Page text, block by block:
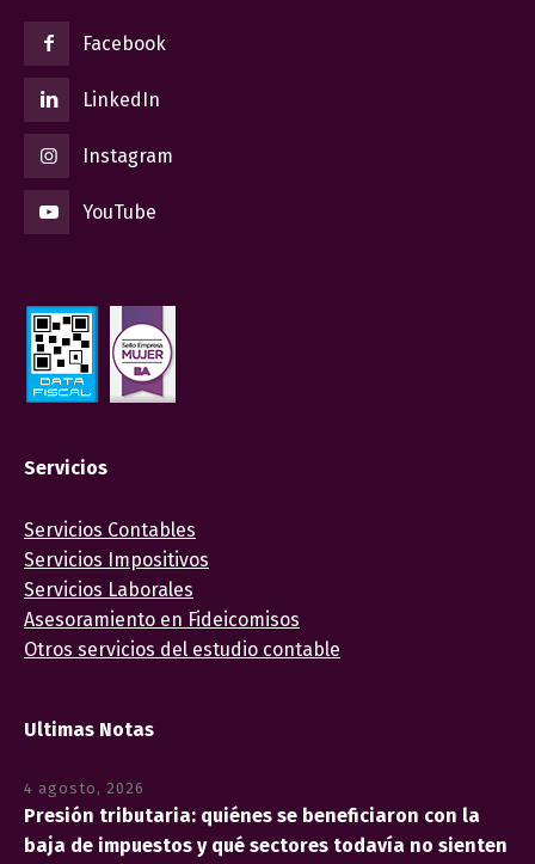
Facebook
LinkedIn
Instagram
YouTube
Servicios
Servicios Contables
Servicios Impositivos
Servicios Laborales
Asesoramiento en Fideicomisos
Otros servicios del estudio contable
Ultimas Notas
4 agosto, 2026
Presión tributaria: quiénes se beneficiaron con la
baja de impuestos y qué sectores todavía no sienten